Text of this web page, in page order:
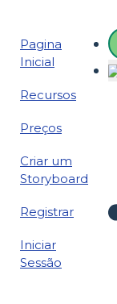
Pagina
Inicial
Recursos
Preços
Criar um
Storyboard
Registrar
Iniciar
Sessão